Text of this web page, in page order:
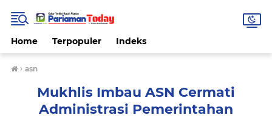
Home Terpopuler Indeks
› asn
Mukhlis Imbau ASN Cermati
Administrasi Pemerintahan